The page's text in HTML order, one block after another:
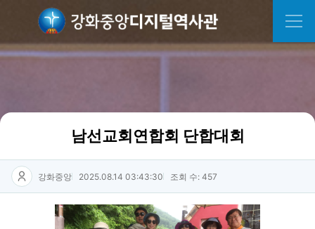
남선교회연합회 단합대회
강화중앙 2025.08.14 03:43:30 조회 수: 457